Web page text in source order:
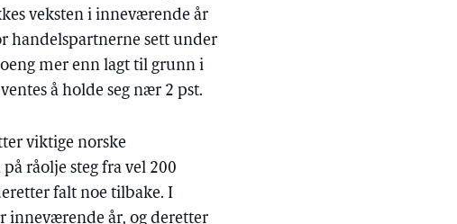
veksten i inneværende år
handelspartnerne sett under
mer enn lagt til grunn i
å holde seg nær 2 pst.
viktige norske
råolje steg fra vel 200
falt noe tilbake. I
inneværende år, og deretter